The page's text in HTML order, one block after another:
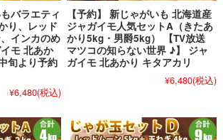
バラエティ
り、レッド
インカのめ
モ 北あか
旬より予約
¥6,480(税込)
【予約】 新じゃがいも 北海道産
ジャガイモ人気セットA（きたあ
かり5kg・男爵5kg） 【TV放送
マツコの知らない世界 ♪】 ジャ
ガイモ 北あかり キタアカリ
¥6,480(税込)